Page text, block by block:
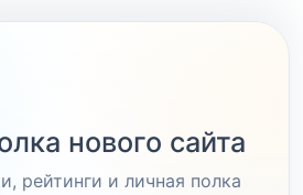
нового сайта
рейтинги и личная полка